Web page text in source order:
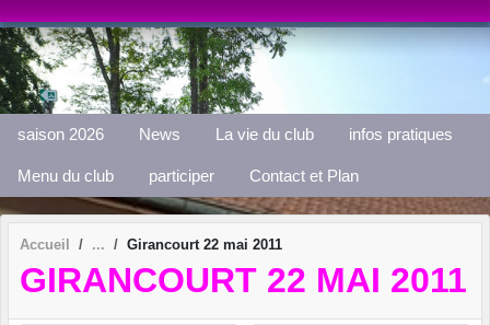
saison 2026 News La vie du club infos pratiques
Menu du club participer Contact et Plan
Accueil Girancourt 22 mai 2011
GIRANCOURT 22 MAI 2011